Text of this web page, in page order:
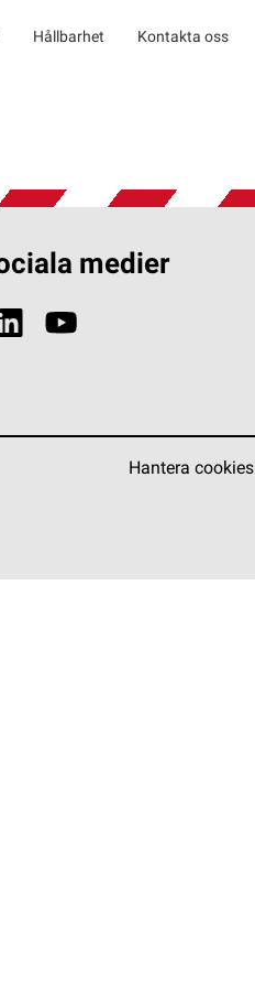
Hållbarhet Kontakta oss
medier
Hantera cookies